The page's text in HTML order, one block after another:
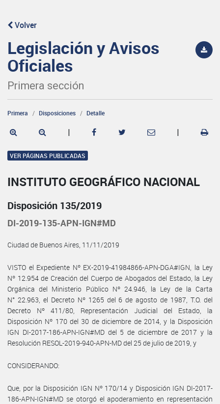
Volver
Legislación y Avisos
Oficiales
Primera sección
Primera Disposiciones Detalle
| |
VER PÁGINAS PUBLICADAS
INSTITUTO GEOGRÁFICO NACIONAL
Disposición 135/2019
DI-2019-135-APN-IGN#MD
Ciudad de Buenos Aires, 11/11/2019
VISTO el Expediente Nº EX-2019-41984866-APN-DGA#IGN, la Ley
Nº 12.954 de Creación del Cuerpo de Abogados del Estado, la Ley
Orgánica del Ministerio Público Nº 24.946, la Ley de la Carta
N° 22.963, el Decreto Nº 1265 del 6 de agosto de 1987, T.O. del
Decreto Nº 411/80, Representación Judicial del Estado, la
Disposición Nº 170 del 30 de diciembre de 2014, y la Disposición
IGN DI-2017-186-APN-IGN#MD del 5 de diciembre de 2017 y la
Resolución RESOL-2019-940-APN-MD del 25 de julio de 2019, y
CONSIDERANDO:
Que, por la Disposición IGN Nº 170/14 y Disposición IGN DI-2017-
186-APN-IGN#MD se otorgó el apoderamiento en representación